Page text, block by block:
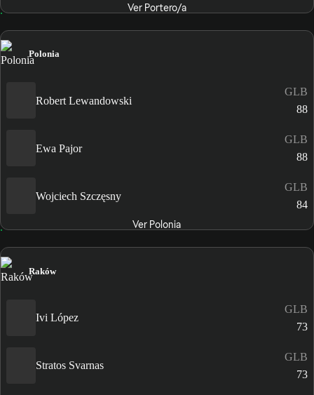
Ver Portero/a
Polonia
Robert Lewandowski
GLB
88
Ewa Pajor
GLB
88
Wojciech Szczęsny
GLB
84
Ver Polonia
Raków
Ivi López
GLB
73
Stratos Svarnas
GLB
73